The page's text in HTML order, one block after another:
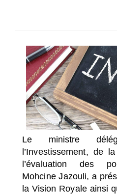
Le ministre
l’Investissement, de
l’évaluation des
Mohcine Jazouli, a
la Vision Royale ainsi